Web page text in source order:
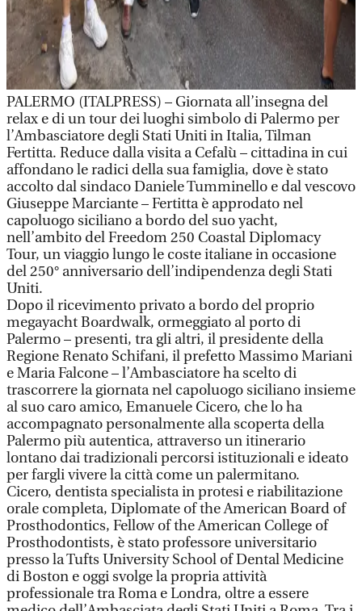
PALERMO (ITALPRESS) – Giornata all’insegna del
relax e di un tour dei luoghi simbolo di Palermo per
l’Ambasciatore degli Stati Uniti in Italia, Tilman
Fertitta. Reduce dalla visita a Cefalù – cittadina in cui
affondano le radici della sua famiglia, dove è stato
accolto dal sindaco Daniele Tumminello e dal vescovo
Giuseppe Marciante – Fertitta è approdato nel
capoluogo siciliano a bordo del suo yacht,
nell’ambito del Freedom 250 Coastal Diplomacy
Tour, un viaggio lungo le coste italiane in occasione
del 250° anniversario dell’indipendenza degli Stati
Uniti.
Dopo il ricevimento privato a bordo del proprio
megayacht Boardwalk, ormeggiato al porto di
Palermo – presenti, tra gli altri, il presidente della
Regione Renato Schifani, il prefetto Massimo Mariani
e Maria Falcone – l’Ambasciatore ha scelto di
trascorrere la giornata nel capoluogo siciliano insieme
al suo caro amico, Emanuele Cicero, che lo ha
accompagnato personalmente alla scoperta della
Palermo più autentica, attraverso un itinerario
lontano dai tradizionali percorsi istituzionali e ideato
per fargli vivere la città come un palermitano.
Cicero, dentista specialista in protesi e riabilitazione
orale completa, Diplomate of the American Board of
Prosthodontics, Fellow of the American College of
Prosthodontists, è stato professore universitario
presso la Tufts University School of Dental Medicine
di Boston e oggi svolge la propria attività
professionale tra Roma e Londra, oltre a essere